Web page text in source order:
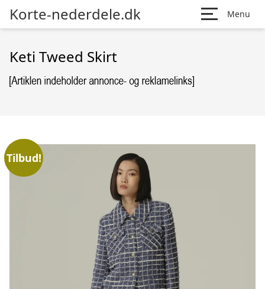
Korte-nederdele.dk Menu
Keti Tweed Skirt
Tilbud!